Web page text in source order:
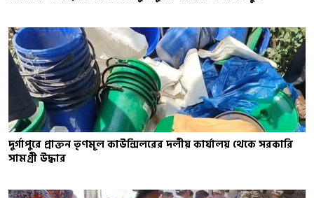
দুর্গাপুরে প্রাক্তন তৃণমূল কাউন্সিলরের দলীয় কার্যালয় থেকে সরকারি
সামগ্রী উদ্ধার